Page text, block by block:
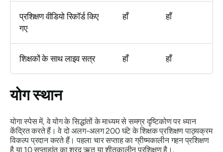
प्रशिक्षण वीडियो रिकॉर्ड किए
गए
हाँ हाँ
शिक्षकों के साथ लाइव सत्र हाँ हाँ
योग स्थान
योगा स्पेस में, वे योग के सिद्धांतों के माध्यम से समग्र दृष्टिकोण पर ध्यान
केंद्रित करते हैं। वे दो अलग-अलग 200 घंटे के शिक्षक प्रशिक्षण पाठ्यक्रम
विकल्प प्रदान करते हैं। पहला चार सप्ताह का ग्रीष्मकालीन गहन प्रशिक्षण
है या 10 सप्ताहांत का शरद ऋतु या शीतकालीन प्रशिक्षण है।.